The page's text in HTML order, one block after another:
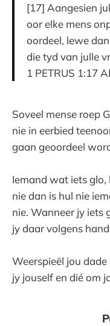
[17] Aangesien
oor elke mens
oordeel, lewe
die tyd van julle
1 PETRUS 1:17
Soveel mense roep
nie in eerbied
gaan geoordeel
Iemand wat iets
nie dan is hul nie
nie. Wanneer jy iets
jy daar volgens
Weerspieël jou
jy jouself en dié om